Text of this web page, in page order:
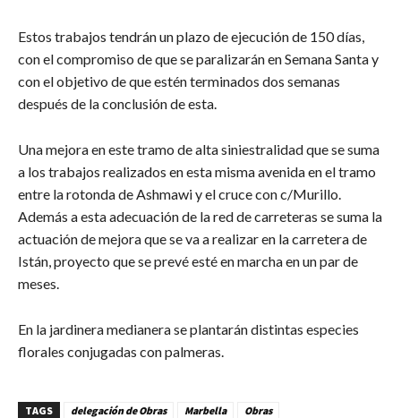
Estos trabajos tendrán un plazo de ejecución de 150 días,
con el compromiso de que se paralizarán en Semana Santa y
con el objetivo de que estén terminados dos semanas
después de la conclusión de esta.
Una mejora en este tramo de alta siniestralidad que se suma
a los trabajos realizados en esta misma avenida en el tramo
entre la rotonda de Ashmawi y el cruce con c/Murillo.
Además a esta adecuación de la red de carreteras se suma la
actuación de mejora que se va a realizar en la carretera de
Istán, proyecto que se prevé esté en marcha en un par de
meses.
En la jardinera medianera se plantarán distintas especies
florales conjugadas con palmeras.
TAGS delegación de Obras Marbella Obras